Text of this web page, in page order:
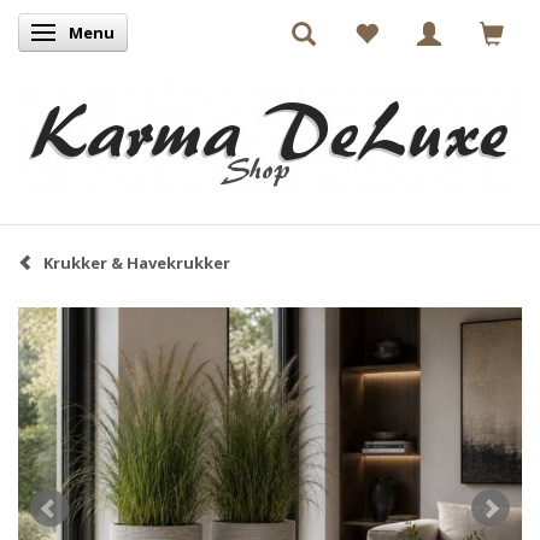
Skifte navigation
Menu
Krukker & Havekrukker